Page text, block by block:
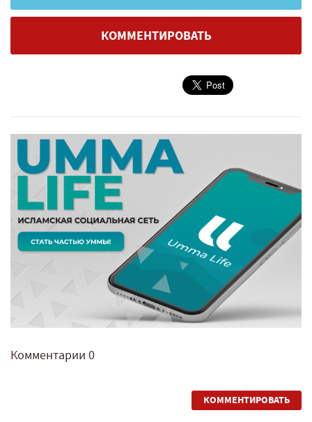
КОММЕНТИРОВАТЬ
Комментарии 0
КОММЕНТИРОВАТЬ